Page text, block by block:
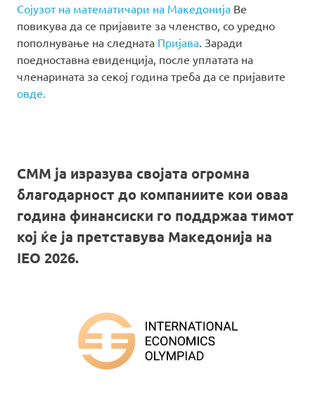
Сојузот на математичари на Македонија Ве
повикува да се пријавите за членство, со уредно
пополнување на следната Пријава . Заради
поедноставна евиденција, после уплатата на
членарината за секој година треба да се пријавите
овде.
СММ ја изразува својата огромна
благодарност до компаниите кои оваа
година финансиски го поддржаа тимот
кој ќе ја претставува Македонија на
IEO 2026.